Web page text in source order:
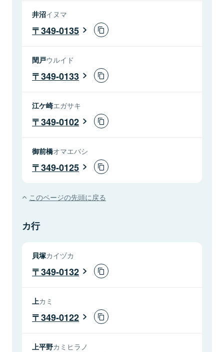
井沼イヌマ
349-0135
閏戸ウルイド
349-0133
江ケ崎エガサキ
349-0102
御前橋オマエバシ
349-0125
このページの先頭に戻る
カ行
貝塚カイヅカ
349-0132
上カミ
349-0122
上平野カミヒラノ